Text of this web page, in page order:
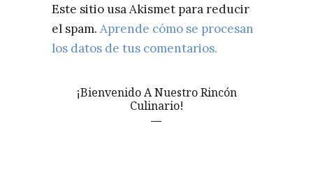
Este sitio usa Akismet para reducir
el spam. Aprende cómo se procesan
los datos de tus comentarios.
¡Bienvenido A Nuestro Rincón
Culinario!